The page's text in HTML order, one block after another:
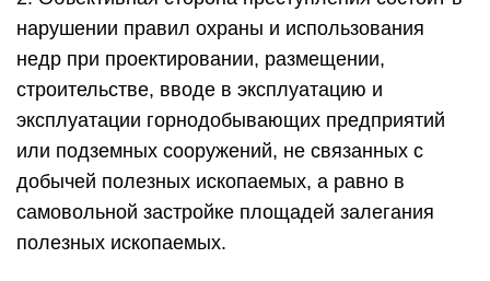
нарушении правил охраны и использования
недр при проектировании, размещении,
строительстве, вводе в эксплуатацию и
эксплуатации горнодобывающих предприятий
или подземных сооружений, не связанных с
добычей полезных ископаемых, а равно в
самовольной застройке площадей залегания
полезных ископаемых.